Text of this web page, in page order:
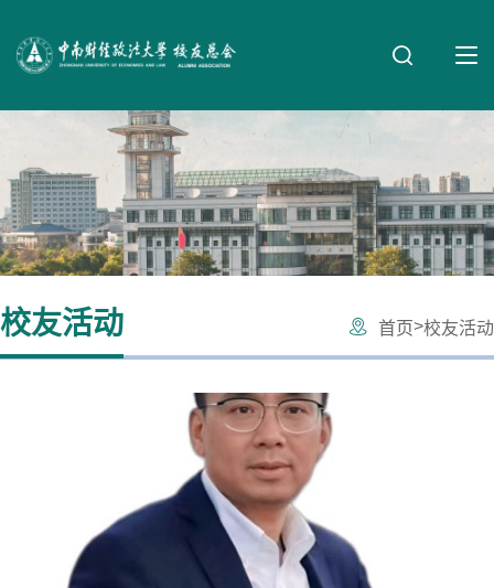
校友活动 首页>校友活动